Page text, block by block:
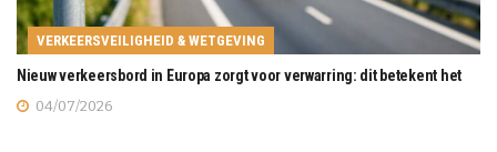
VERKEERSVEILIGHEID & WETGEVING
Nieuw verkeersbord in Europa zorgt voor verwarring: dit betekent het
04/07/2026